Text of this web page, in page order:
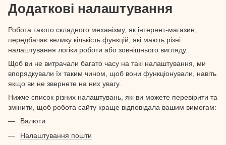
Додаткові налаштування
Робота такого складного механізму, як інтернет-магазин,
передбачає велику кількість функцій, які мають різні
налаштування логіки роботи або зовнішнього вигляду.
Щоб ви не витрачали багато часу на такі налаштування, ми
впорядкували їх таким чином, щоб вони функціонували, навіть
якщо ви не звернете на них увагу.
Нижче список різних налаштувань, які ви можете перевірити та
змінити, щоб робота сайту краще відповідала вашим вимогам:
Валюти
Налаштування пошти